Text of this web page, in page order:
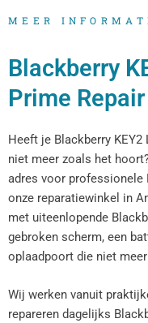
MEER
Blackberry
Prime Repair
Heeft je Blackberry
niet meer zoals het
adres voor professionele
onze reparatiewinkel in
met uiteenlopende
gebroken scherm, een
oplaadpoort die niet
Wij werken vanuit
repareren dagelijks